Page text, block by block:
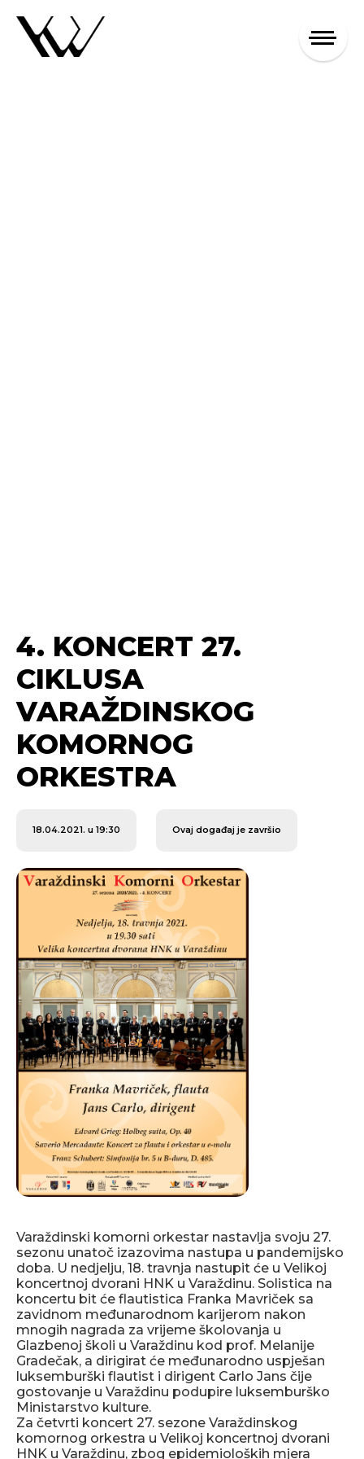
4. KONCERT 27.
CIKLUSA
VARAŽDINSKOG
KOMORNOG
ORKESTRA
18.04.2021. u 19:30 Ovaj događaj je završio
Varaždinski komorni orkestar nastavlja svoju 27.
sezonu unatoč izazovima nastupa u pandemijsko
doba. U nedjelju, 18. travnja nastupit će u Velikoj
koncertnoj dvorani HNK u Varaždinu. Solistica na
koncertu bit će flautistica Franka Mavriček sa
zavidnom međunarodnom karijerom nakon
mnogih nagrada za vrijeme školovanja u
Glazbenoj školi u Varaždinu kod prof. Melanije
Gradečak, a dirigirat će međunarodno uspješan
luksemburški flautist i dirigent Carlo Jans čije
gostovanje u Varaždinu podupire luksemburško
Ministarstvo kulture.
Za četvrti koncert 27. sezone Varaždinskog
komornog orkestra u Velikoj koncertnoj dvorani
HNK u Varaždinu, zbog epidemioloških mjera